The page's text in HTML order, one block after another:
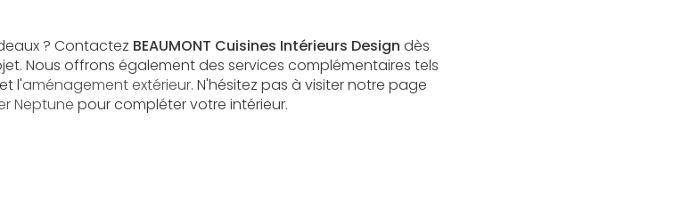
? Contactez BEAUMONT Cuisines Intérieurs Design dès
Nous offrons également des services complémentaires tels
et l'aménagement extérieur. N'hésitez pas à visiter notre page
Neptune pour compléter votre intérieur.